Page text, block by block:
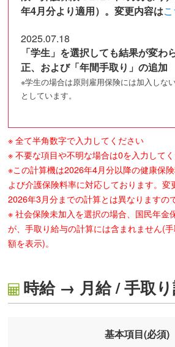
年4月分より適用）。変更内容は
2025.07.18
「学生」を選択しても結果が変わ
正、および「年間手取り」の追加
※学生の場合は原則雇用保険には加入しな
としています。
※ 全て半角数字で入力してください
※ 不要な項目や不明な場合は0を入力して
※この計算機は2026年4月分以降の健康保
よび介護保険料率に対応しております。変
2026年3月分までの計算とは異なりますの
※ 社会保険未加入を選択の場合、国民年金
が、手取り給与の計算には含まれません(
額を表示)。
時給 → 月給 / 手取
基本項目(必須)